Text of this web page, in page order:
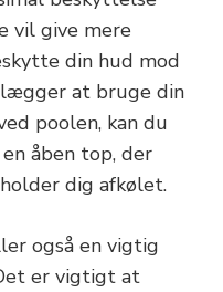
vil give mere
din hud mod
at bruge din
poolen, kan du
åben top, der
dig afkølet.
også en vigtig
er vigtigt at